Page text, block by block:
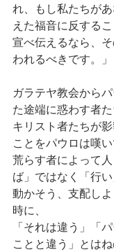
れ、もし私たちが
えた福音に反する
宣べ伝えるなら、
われるべきです。」
ガラテヤ教会から
た途端に惑わす者
キリスト者たちが
ことをパウロは嘆
荒らす者によって
ば」ではなく「行
動かそう、支配し
時に、
「それは違う」「
ことと違う」とは